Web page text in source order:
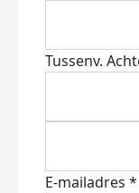
Tussenv.
E-mailadres *